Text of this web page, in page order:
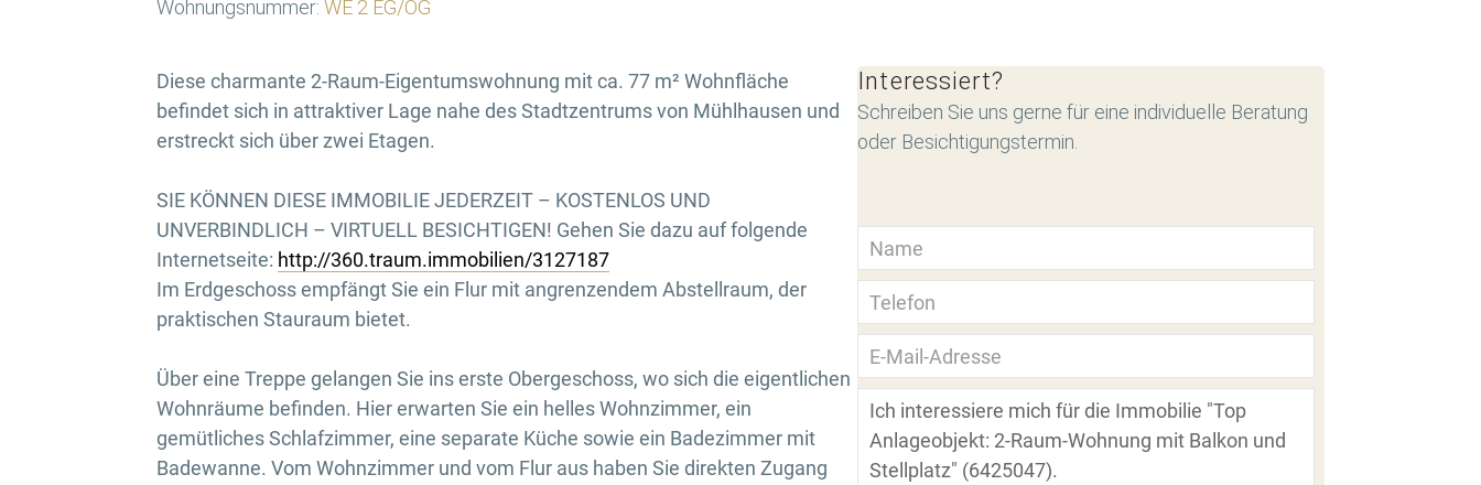
Wohnungsnummer: WE 2 EG/OG
Diese charmante 2-Raum-Eigentumswohnung mit ca. 77 m² Wohnfläche
befindet sich in attraktiver Lage nahe des Stadtzentrums von Mühlhausen und
erstreckt sich über zwei Etagen.
SIE KÖNNEN DIESE IMMOBILIE JEDERZEIT – KOSTENLOS UND
UNVERBINDLICH – VIRTUELL BESICHTIGEN! Gehen Sie dazu auf folgende
Internetseite: http://360.traum.immobilien/3127187
Im Erdgeschoss empfängt Sie ein Flur mit angrenzendem Abstellraum, der
praktischen Stauraum bietet.
Über eine Treppe gelangen Sie ins erste Obergeschoss, wo sich die eigentlichen
Wohnräume befinden. Hier erwarten Sie ein helles Wohnzimmer, ein
gemütliches Schlafzimmer, eine separate Küche sowie ein Badezimmer mit
Badewanne. Vom Wohnzimmer und vom Flur aus haben Sie direkten Zugang
Interessiert?
Schreiben Sie uns gerne für eine individuelle Beratung
oder Besichtigungstermin.